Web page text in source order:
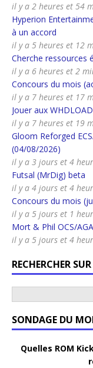
il y a 2 heures et 54
Hyperion
à un accord
il y a 5 heures et 12
Cherche ressources
il y a 6 heures et 2
Concours du mois
il y a 7 heures et 17
Jouer aux
il y a 7 heures et 19
Gloom Reforged
(04/08/2026)
il y a 3 jours et 4
Futsal (MrDig) beta
il y a 4 jours et 4
Concours du mois
il y a 5 jours et 1
Mort & Phil OCS/
il y a 5 jours et 4
RECHERCHER
SONDAGE DU
Quelles ROM